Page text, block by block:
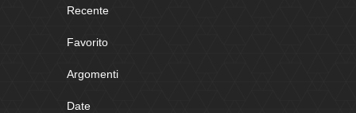
Recente
Favorito
Argomenti
Date